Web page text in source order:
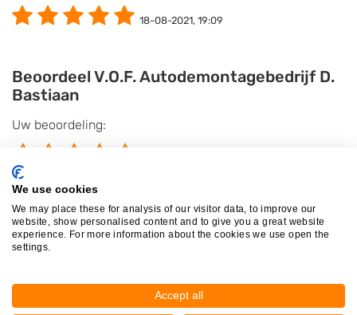
18-08-2021, 19:09
Beoordeel V.O.F. Autodemontagebedrijf D.
Bastiaan
Uw beoordeling:
We use cookies
We may place these for analysis of our visitor data, to improve our
website, show personalised content and to give you a great website
experience. For more information about the cookies we use open the
settings.
Accept all